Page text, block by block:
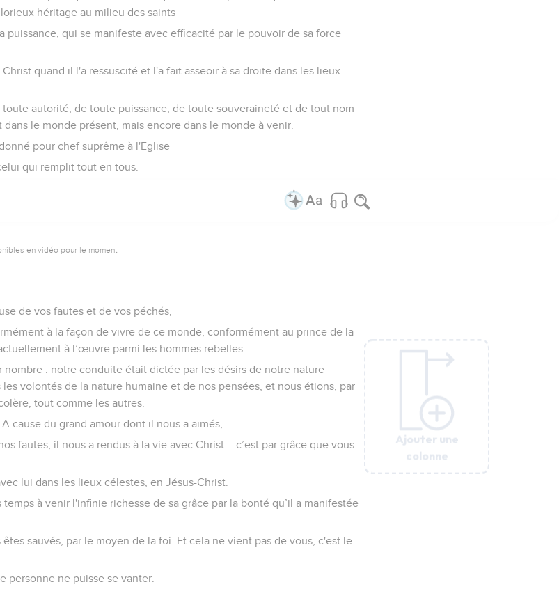
héritage au milieu des saints
puissance, qui se manifeste avec efficacité par le pouvoir de sa force
quand il l'a ressuscité et l'a fait asseoir à sa droite dans les lieux
autorité, de toute puissance, de toute souveraineté et de tout nom
le monde présent, mais encore dans le monde à venir.
pour chef suprême à l'Eglise
qui remplit tout en tous.
Ajouter une
colonne
en vidéo pour le moment.
de vos fautes et de vos péchés,
à la façon de vivre de ce monde, conformément au prince de la
à l’œuvre parmi les hommes rebelles.
nombre : notre conduite était dictée par les désirs de notre nature
volontés de la nature humaine et de nos pensées, et nous étions, par
tout comme les autres.
cause du grand amour dont il nous a aimés,
fautes, il nous a rendus à la vie avec Christ – c’est par grâce que vous
lui dans les lieux célestes, en Jésus-Christ.
à venir l'infinie richesse de sa grâce par la bonté qu’il a manifestée
sauvés, par le moyen de la foi. Et cela ne vient pas de vous, c'est le
personne ne puisse se vanter.
Ajouter une
colonne
Ajouter une
colonne
Ajouter une
colonne
Ajouter une
colonne